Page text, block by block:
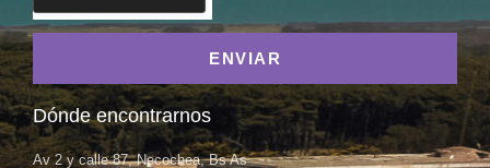
ENVIAR
Dónde encontrarnos
Av 2 y calle 87, Necochea, Bs As